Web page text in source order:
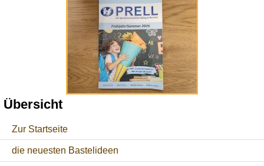
Übersicht
Zur Startseite
die neuesten Bastelideen